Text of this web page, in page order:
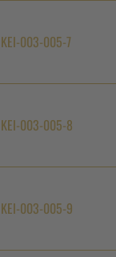
KEI-003-005-7
KEI-003-005-8
KEI-003-005-9